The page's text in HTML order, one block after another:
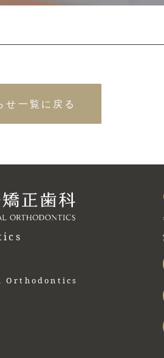
せ一覧に戻る
Orthodontics